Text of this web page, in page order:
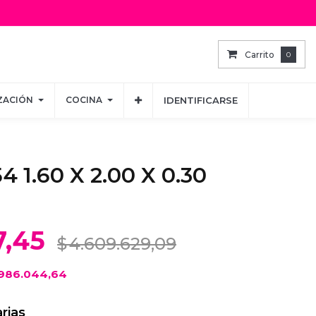
Carrito 0
COCINA IDENTIFICARSE
Carrito 0
COCINA IDENTIFICARSE
1.60 X 2.00 X 0.30
$4.609.629,09